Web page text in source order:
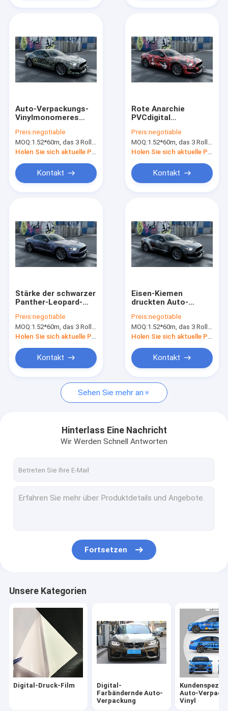
Produkte
Über uns
Fabrik-Ausflug
Nachrichten
Fordern Sie ein Zitat
Digital-Druck-Film
Kundenspezifisches Auto-Verpackungs-Vinyl
TPU-Auto-Farben-Schutz-Film
Auto-Verpackungs-
Vinylmonomeres
Material Baum-
Entwurfs-Digital
kundenspezifisches
Preis:negotiable
MOQ:1.52*60m, das 3 Rollen 1.52*20m bedeutet
Holen Sie sich aktuelle Preis
Kontakt
Rote Anarchie
PVCdigital
Vinylverpackungs-
Film doppelte PET
Zwischenlage
Preis:negotiable
MOQ:1.52*60m, das 3 Rollen 1.52*20m bedeutet
Holen Sie sich aktuelle Preis
Kontakt
Stärke der schwarzer
Panther-Leopard-
Vinylverpackungs-
80mic 50mic
Preis:negotiable
MOQ:1.52*60m, das 3 Rollen 1.52*20m bedeutet
Holen Sie sich aktuelle Preis
Kontakt
Eisen-Kiemen
druckten Auto-
Vinylrolle,
entfernbare Fluss-
Verpackung der
Preis:negotiable
MOQ:1.52*60m, das 3 Rollen 1.52*20m bedeutet
Holen Sie sich aktuelle Preis
Kontakt
Sehen Sie mehr an
Hinterlass Eine Nachricht
Wir Werden Schnell Antworten
Fortsetzen
Unsere Kategorien
Digital-Druck-Film
Digital-
Farbändernde Auto-
Verpackung
Auto-
Vinyl